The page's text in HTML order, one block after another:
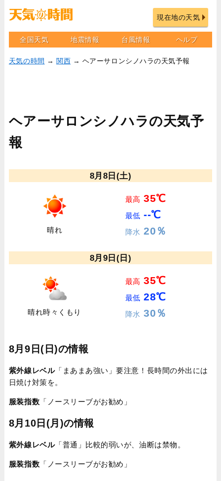
現在地の天気
全国天気 地震情報 台風情報 ヘルプ
天気の時間 → 関西 → ヘアーサロンシノハラの天気予報
ヘアーサロンシノハラの天気予
報
8月8日(土)
晴れ
最高 35℃
最低 --℃
降水 20％
8月9日(日)
晴れ時々くもり
最高 35℃
最低 28℃
降水 30％
8月9日(日)の情報
紫外線レベル「まあまあ強い」要注意！長時間の外出には
日焼け対策を。
服装指数 「ノースリーブがお勧め」
8月10日(月)の情報
紫外線レベル「普通」比較的弱いが、油断は禁物。
服装指数 「ノースリーブがお勧め」